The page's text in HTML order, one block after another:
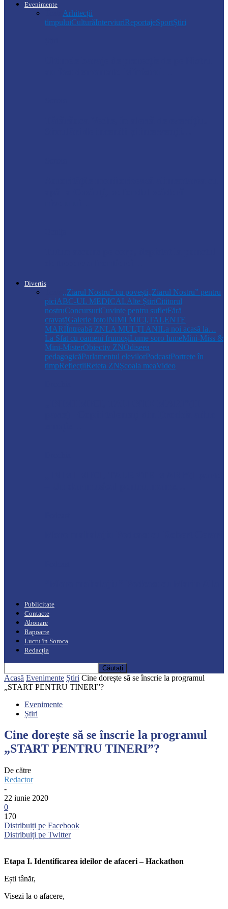
Evenimente
Arhitecții
timpuluiCulturăInterviuriReportajeSportȘtiri
Divertis
,,Ziarul Nostru” cu povești„Ziarul Nostru” pentru
piciABC-UL MEDICALAlte ȘtiriCititorul
nostruConcursuriCuvinte pentru sufletFără
cravatăGalerie fotoINIMI MICI,TALENTE
MARIÎntreabă ZNLA MULŢI ANILa noi acasă la…
La Sfat cu oameni frumoșiLume soro lumeMini-Miss &
Mini-MisterObiectiv ZNOdiseea
pedagogicăParlamentul elevilorPodcastPortrete în
timpReflecțiiReteta ZNȘcoala meaVideo
Publicitate
Contacte
Abonare
Rapoarte
Lucru în Soroca
Redacția
Acasă Evenimente Știri Cine dorește să se înscrie la programul
„START PENTRU TINERI”?
Evenimente
Știri
Cine dorește să se înscrie la programul
„START PENTRU TINERI”?
De către
Redactor
-
22 iunie 2020
0
170
Distribuiți pe Facebook
Distribuiți pe Twitter
Etapa I. Identificarea ideilor de afaceri – Hackathon
Ești tânăr,
Visezi la o afacere,